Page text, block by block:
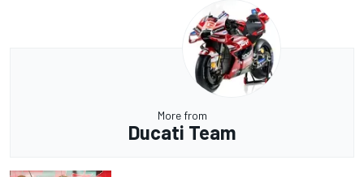
More from
Ducati Team